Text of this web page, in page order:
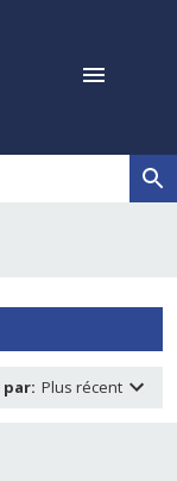
par: Plus récent